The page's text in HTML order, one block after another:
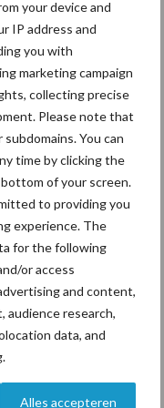
your device and
IP address and
you with
marketing campaign
collecting precise
Please note that
You can
time by clicking the
of your screen.
to providing you
experience. The
for the following
or access
and content,
audience research,
data, and
Alles accepteren
het oppervlak, wat ze
basisvoedsel voor
vernatting van het
maatregel is. Het
van het
blijft
handel